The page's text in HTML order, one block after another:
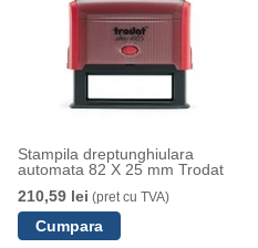
Stampila dreptunghiulara
automata 82 X 25 mm Trodat
210,59 lei (pret cu TVA)